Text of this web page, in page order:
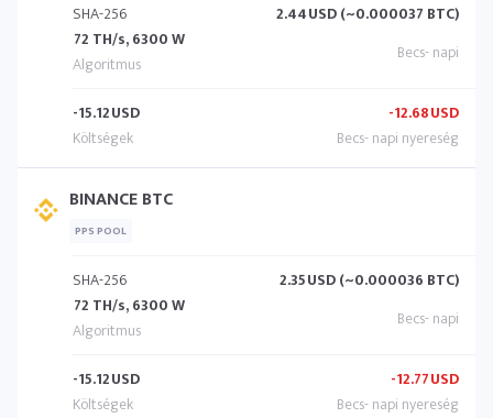
SHA-256
72 TH/s, 6300 W
2.44USD (~0.000037 BTC)
-15.12USD -12.68USD
BINANCE BTC
PPS POOL
SHA-256
72 TH/s, 6300 W
2.35USD (~0.000036 BTC)
-15.12USD -12.77USD